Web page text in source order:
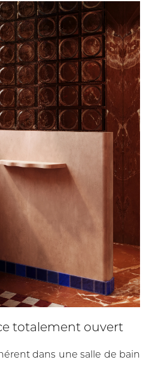
totalement ouvert
dans une salle de bain